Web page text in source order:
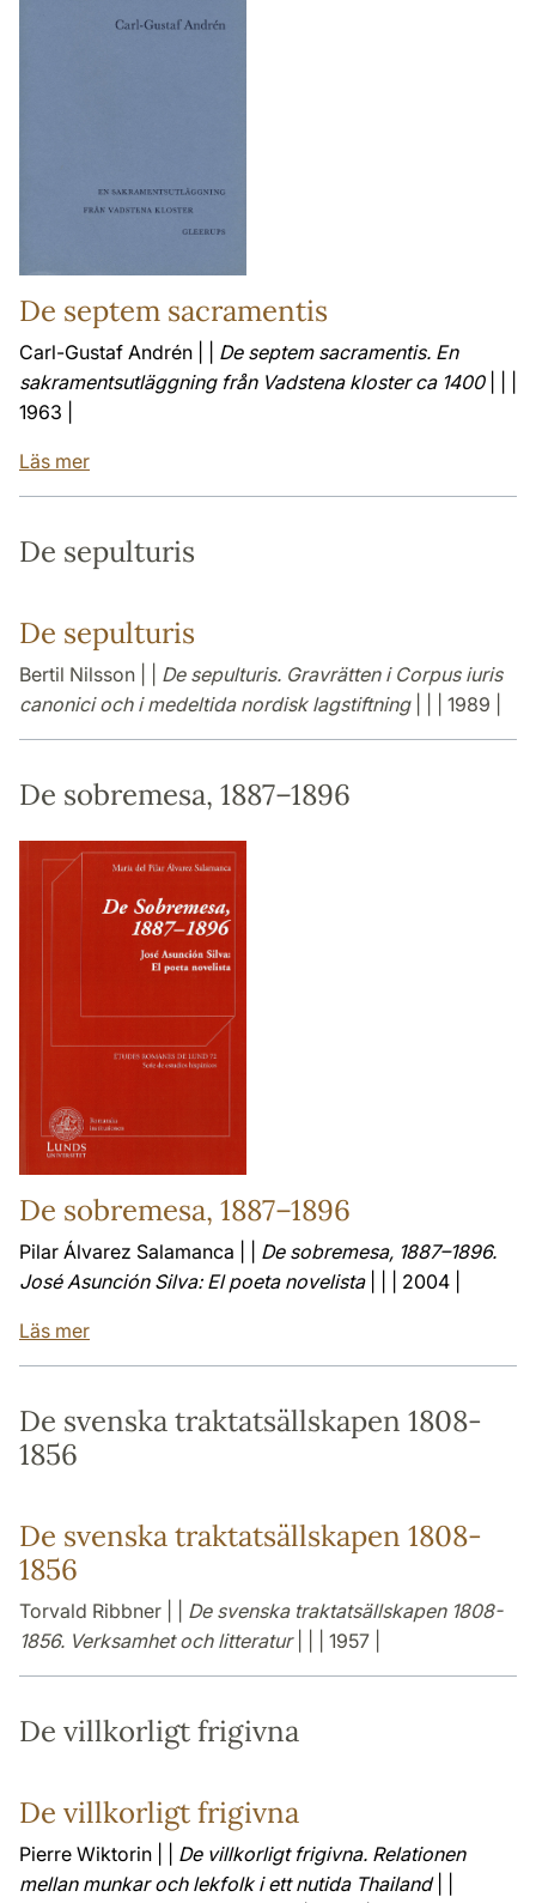
De septem sacramentis
Carl-Gustaf Andrén | | De septem sacramentis. En
sakramentsutläggning från Vadstena kloster ca 1400| | |
1963 |
Läs mer
De sepulturis
De sepulturis
Bertil Nilsson | | De sepulturis. Gravrätten i Corpus iuris
canonici och i medeltida nordisk lagstiftning| | | 1989 |
De sobremesa, 1887–1896
De sobremesa, 1887–1896
Pilar Álvarez Salamanca | | De sobremesa, 1887–1896.
José Asunción Silva: El poeta novelista| | | 2004 |
Läs mer
De svenska traktatsällskapen 1808-
1856
De svenska traktatsällskapen 1808-
1856
Torvald Ribbner | | De svenska traktatsällskapen 1808-
1856. Verksamhet och litteratur| | | 1957 |
De villkorligt frigivna
De villkorligt frigivna
Pierre Wiktorin | | De villkorligt frigivna. Relationen
mellan munkar och lekfolk i ett nutida Thailand| |